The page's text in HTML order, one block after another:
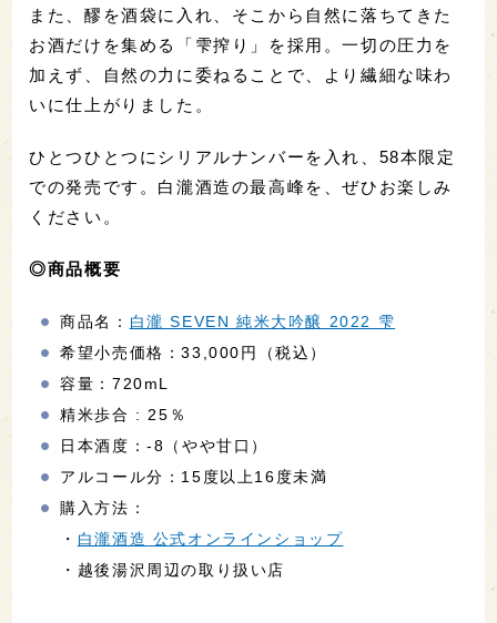
また、醪を酒袋に入れ、そこから自然に落ちてきた
お酒だけを集める「雫搾り」を採用。一切の圧力を
加えず、自然の力に委ねることで、より繊細な味わ
いに仕上がりました。
ひとつひとつにシリアルナンバーを入れ、58本限定
での発売です。白瀧酒造の最高峰を、ぜひお楽しみ
ください。
◎商品概要
商品名： 白瀧 SEVEN 純米大吟醸 2022 雫
希望小売価格：33,000円（税込）
容量：720mL
精米歩合 : 25％
日本酒度：-8（やや甘口）
アルコール分：15度以上16度未満
購入方法：
・ 白瀧酒造 公式オンラインショップ
・越後湯沢周辺の取り扱い店